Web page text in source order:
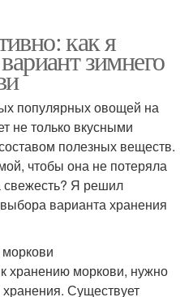
как я
зимнего
популярных овощей на
не только вкусными
полезных веществ.
чтобы она не потеряла
свежесть? Я решил
варианта хранения
хранению моркови, нужно
Существует